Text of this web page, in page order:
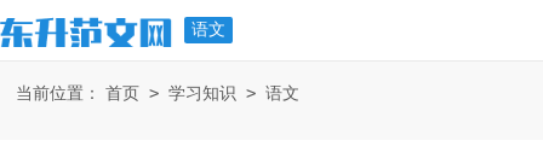
语文
当前位置： 首页 > 学习知识 > 语文